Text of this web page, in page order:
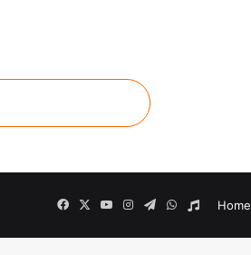
Home
FacebookYouTubeInstagram
TelegramWhatsApp
Rádio